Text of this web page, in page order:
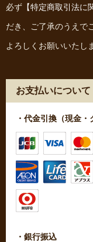
必ず 【特定商取引法に
だき、ご了承のうえで
よろしくお願いいたし
お支払いについて
・代金引換（現金・
・銀行振込